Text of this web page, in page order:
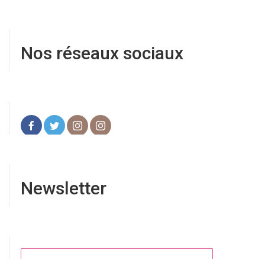
Nos réseaux sociaux
Newsletter